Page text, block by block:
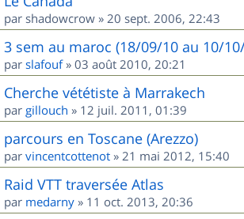
par shadowcrow » 20 sept. 2006, 22:43
3 sem au maroc (18/09/10 au 10/
par slafouf» 03 août 2010, 20:21
Cherche vététiste à Marrakech
par gillouch » 12 juil. 2011, 01:39
parcours en Toscane (Arezzo)
par vincentcottenot » 21 mai 2012, 15:40
Raid VTT traversée Atlas
par medarny » 11 oct. 2013, 20:36